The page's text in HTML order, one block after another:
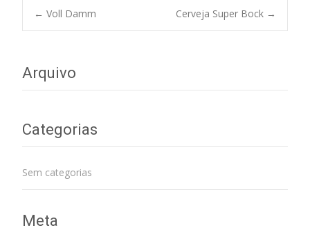
Post
← Voll Damm Cerveja Super Bock →
Arquivo
Categorias
Sem categorias
Meta